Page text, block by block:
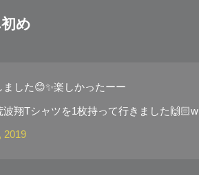
め
した😊✨楽しかったーー
翔Tシャツを1枚持って行きました🙌🏻w
2019